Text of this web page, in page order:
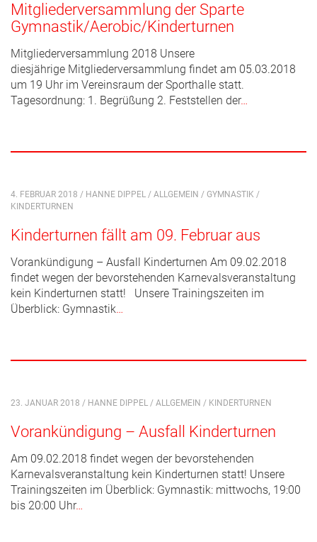
Mitgliederversammlung der Sparte
Gymnastik/Aerobic/Kinderturnen
Mitgliederversammlung 2018 Unsere
diesjährige Mitgliederversammlung findet am 05.03.2018
um 19 Uhr im Vereinsraum der Sporthalle statt.
Tagesordnung: 1. Begrüßung 2. Feststellen der…
4. FEBRUAR 2018 / HANNE DIPPEL / ALLGEMEIN / GYMNASTIK /
KINDERTURNEN
Kinderturnen fällt am 09. Februar aus
Vorankündigung – Ausfall Kinderturnen Am 09.02.2018
findet wegen der bevorstehenden Karnevalsveranstaltung
kein Kinderturnen statt! Unsere Trainingszeiten im
Überblick: Gymnastik…
23. JANUAR 2018 / HANNE DIPPEL / ALLGEMEIN / KINDERTURNEN
Vorankündigung – Ausfall Kinderturnen
Am 09.02.2018 findet wegen der bevorstehenden
Karnevalsveranstaltung kein Kinderturnen statt! Unsere
Trainingszeiten im Überblick: Gymnastik: mittwochs, 19:00
bis 20:00 Uhr…